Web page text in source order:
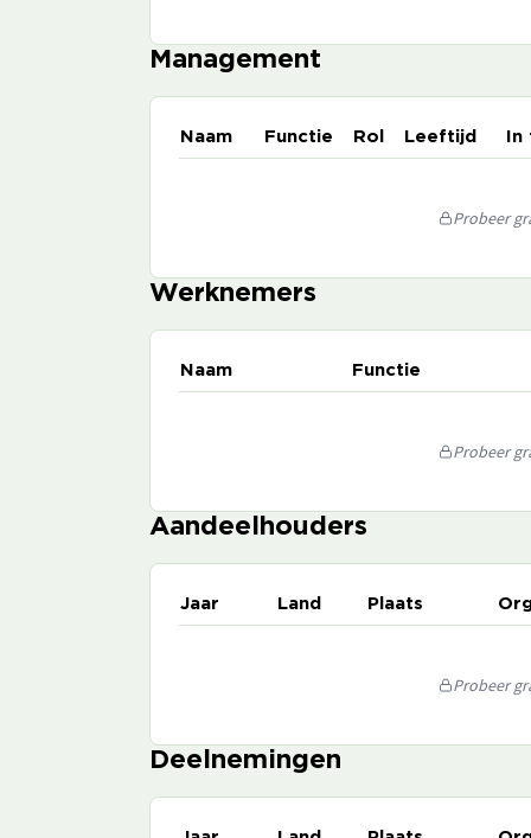
Management
Naam Functie Rol Leeftijd
Probeer
Werknemers
Naam Functie
Probeer
Aandeelhouders
Jaar Land Plaats
Probeer
Deelnemingen